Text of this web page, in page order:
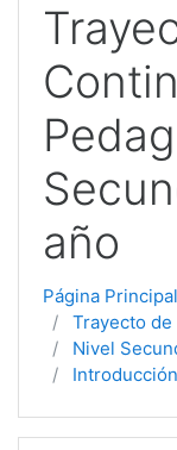
año
Página Principal
Trayecto
Nivel